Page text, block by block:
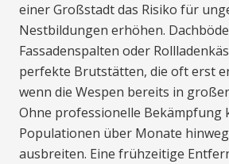
einer Großstadt das Risiko für
Nestbildungen erhöhen.
Fassadenspalten oder
perfekte Brutstätten, die oft erst
wenn die Wespen bereits in
Ohne professionelle Bekämpfung
Populationen über Monate
ausbreiten. Eine frühzeitige